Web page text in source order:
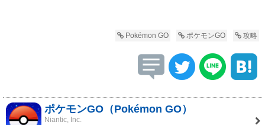
Pokémon GO ポケモンGO 攻略
ポケモンGO（Pokémon GO）
Niantic, Inc.